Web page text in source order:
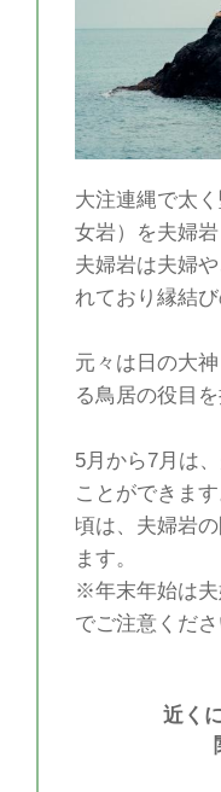
大注連縄で太
女岩）を夫婦岩
夫婦岩は夫婦
れており縁結
元々は日の大
る鳥居の役目を
5月から7月は
ことができま
頃は、夫婦岩
ます。
※年末年始は
でご注意くだ
近く